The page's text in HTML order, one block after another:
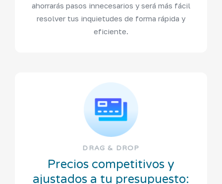
ahorrarás pasos innecesarios y será más fácil
resolver tus inquietudes de forma rápida y
eficiente.
DRAG & DROP
Precios competitivos y
ajustados a tu presupuesto: